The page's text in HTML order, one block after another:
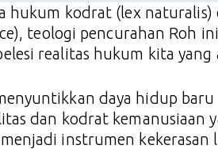
hukum kodrat (lex
teologi pencurahan Roh
realitas hukum kita
daya hidup
dan kodrat kemanusiaan
instrumen kekerasan